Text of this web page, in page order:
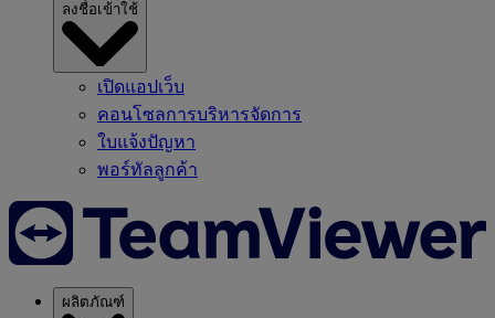
ลงชื่อเข้าใช้
เปิดแอปเว็บ
คอนโซลการบริหารจัดการ
ใบแจ้งปัญหา
พอร์ทัลลูกค้า
ผลิตภัณฑ์